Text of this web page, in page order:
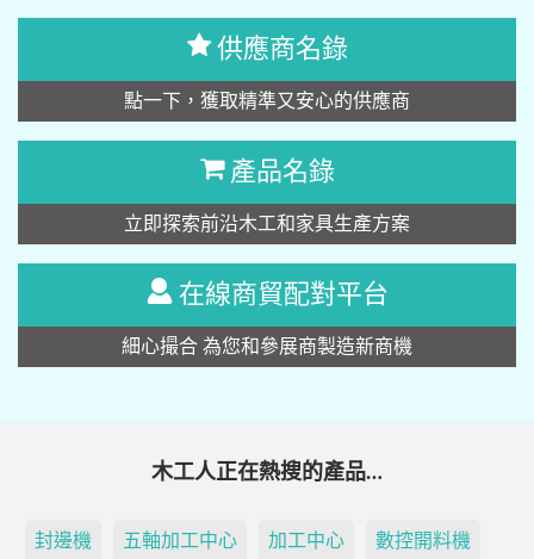
供應商名錄
點一下，獲取精準又安心的供應商
產品名錄
立即探索前沿木工和家具生產方案
在線商貿配對平台
細心撮合 為您和參展商製造新商機
木工人正在熱搜的產品…
封邊機 五軸加工中心 加工中心 數控開料機